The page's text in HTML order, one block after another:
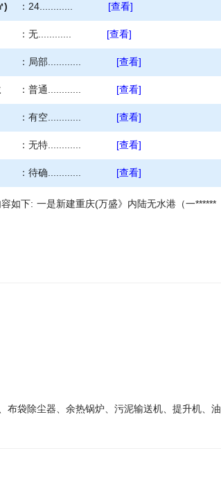
) ： 24............ [查看]
： 无............ [查看]
： 局部............ [查看]
： 普通............ [查看]
： 有空............ [查看]
： 无特............ [查看]
： 待确............ [查看]
如下: 一是新建重庆(万盛》内陆无水港（一******
布袋除尘器、余热锅炉、污泥输送机、提升机、油
螺旋输送机、除渣机、喷淋塔、气******